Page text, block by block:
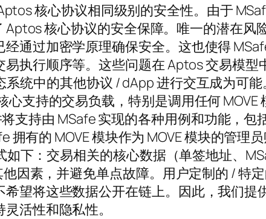
核心协议相同级别的安全性。由于
核心协议的安全保障。唯一的潜在风
通过加密学原理确保安全。这也使得
执行顺序等。这些问题在 Aptos 交易模
系统中的其他协议 / dApp 进行交互成为可
支持的交易负载，特别是调用任何
支持由 MSafe 实现的各种用例和功能，
有的 MOVE 模块作为 MOVE 模块的管理
下：交易相关的核心数据（单签地址、
因素，并避免单点故障。用户定制的 / 特
望将这些数据公开在链上。因此，我们
活性和隐私性。